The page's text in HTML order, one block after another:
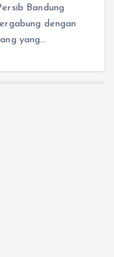
Bandung
dengan
yang…